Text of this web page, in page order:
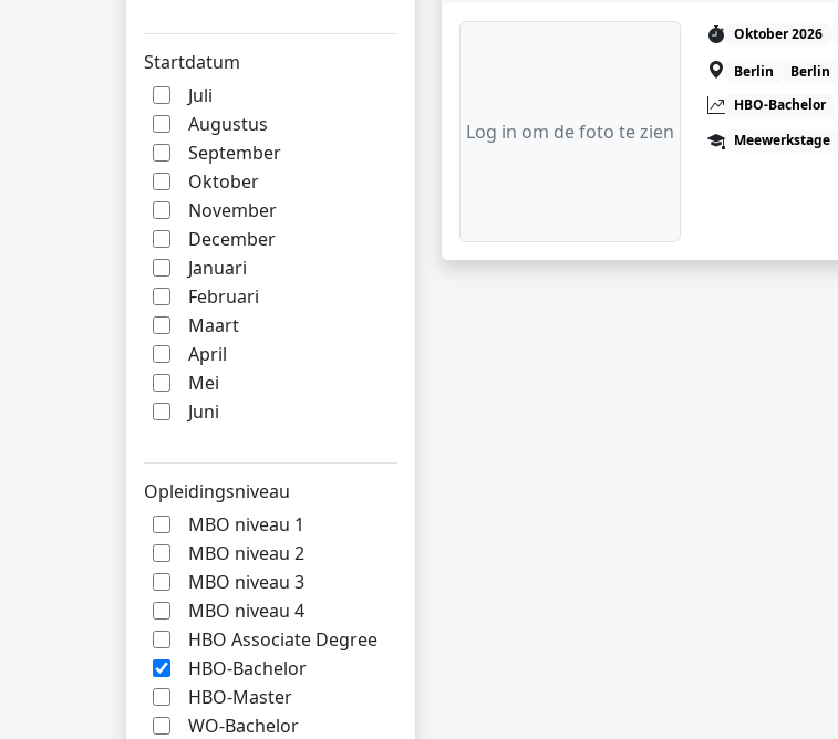
Startdatum
Juli
Augustus
September
Oktober
November
December
Januari
Februari
Maart
April
Mei
Juni
Opleidingsniveau
MBO niveau 1
MBO niveau 2
MBO niveau 3
MBO niveau 4
HBO Associate Degree
HBO-Bachelor
HBO-Master
WO-Bachelor
Log in om de foto te zien
Oktober 2026
Berlin
Berlin
HBO-Bachelor
Meewerkstage